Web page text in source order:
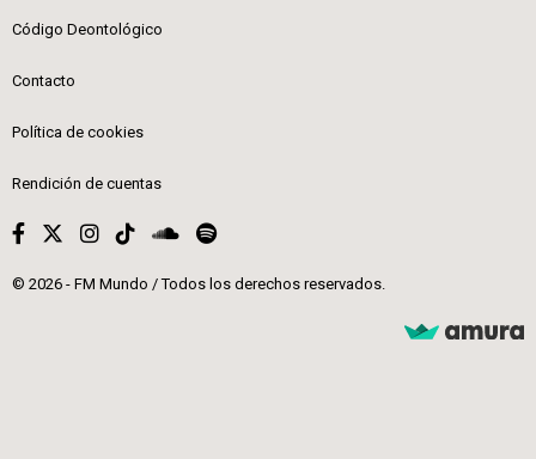
Código Deontológico
Contacto
Política de cookies
Rendición de cuentas
© 2026 - FM Mundo / Todos los derechos reservados.